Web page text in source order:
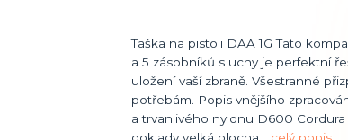
Taška na pistoli DAA 1G Tato
a 5 zásobníků s uchy je perfektní
uložení vaší zbraně. Všestranné
potřebám. Popis vnějšího
a trvanlivého nylonu D600